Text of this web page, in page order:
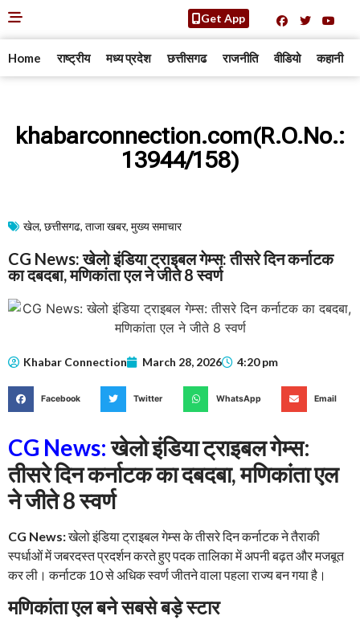
Get App
Home राष्ट्रीय मध्य प्रदेश छत्तीसगढ राजनीति वीडियो कहानी
khabarconnection.com(R.O.No.:
13944/158)
खेल, छत्तीसगढ, ताजा खबर, मुख्य समाचार​
CG News: खेलो इंडिया ट्राइबल गेम्स: तीसरे दिन कर्नाटक
का दबदबा, मणिकांता एल ने जीते 8 स्वर्ण
Khabar Connection March 28, 2026 4:20 pm
Facebook Twitter WhatsApp Email
CG News:खेलो इंडिया ट्राइबल गेम्स:
तीसरे दिन कर्नाटक का दबदबा, मणिकांता एल
ने जीते 8 स्वर्ण
CG News:खेलो इंडिया ट्राइबल गेम्स के तीसरे दिन कर्नाटक ने तैराकी
स्पर्धाओं में जबरदस्त प्रदर्शन करते हुए पदक तालिका में अपनी बढ़त और मजबूत
कर ली। कर्नाटक 10 से अधिक स्वर्ण जीतने वाला पहला राज्य बन गया है।
मणिकांता एल बने सबसे बड़े स्टार